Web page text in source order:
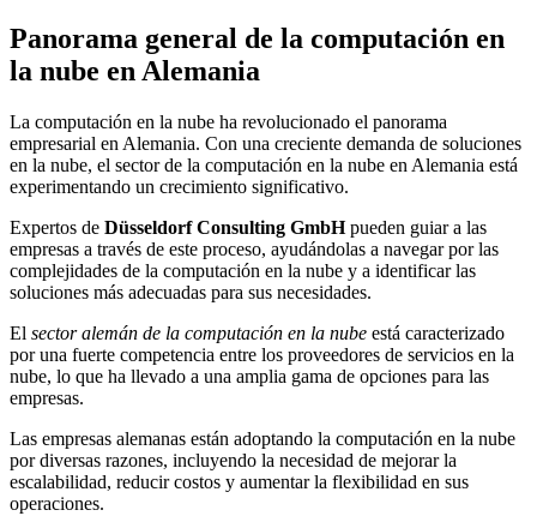
Panorama general de la computación en
la nube en Alemania
La computación en la nube ha revolucionado el panorama
empresarial en Alemania. Con una creciente demanda de soluciones
en la nube, el sector de la computación en la nube en Alemania está
experimentando un crecimiento significativo.
Expertos de Düsseldorf Consulting GmbHpueden guiar a las
empresas a través de este proceso, ayudándolas a navegar por las
complejidades de la computación en la nube y a identificar las
soluciones más adecuadas para sus necesidades.
El sector alemán de la computación en la nube está caracterizado
por una fuerte competencia entre los proveedores de servicios en la
nube, lo que ha llevado a una amplia gama de opciones para las
empresas.
Las empresas alemanas están adoptando la computación en la nube
por diversas razones, incluyendo la necesidad de mejorar la
escalabilidad, reducir costos y aumentar la flexibilidad en sus
operaciones.